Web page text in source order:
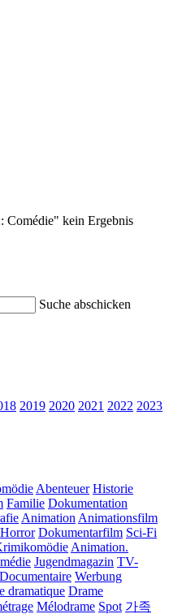
Comédie" kein Ergebnis
Suche abschicken
2019 2020 2021 2022 2023
Abenteuer Historie
Familie Dokumentation
Animation Animationsfilm
Horror Dokumentarfilm Sci-Fi
Animation.
Jugendmagazin TV-
Documentaire Werbung
dramatique Drame
Mélodrame Spot 가족